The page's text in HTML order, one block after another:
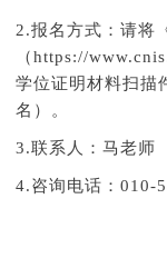
2.报名方式 ： 请将
（https://
学位证明材料扫描
名）
。
3.联系人：马老师
4.咨询电话 ：010-